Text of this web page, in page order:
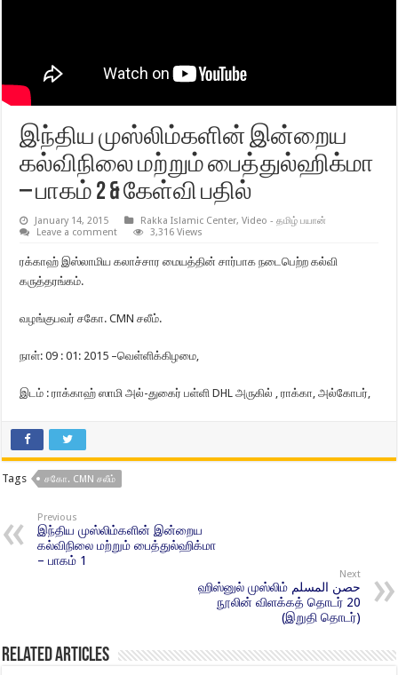
இந்திய முஸ்லிம்களின் இன்றைய
கல்விநிலை மற்றும் பைத்துல்ஹிக்மா
– பாகம் 2 & கேள்வி பதில்
January 14, 2015 Rakka Islamic Center,Video - தமிழ் பயான்
Leave a comment
3,316 Views
ரக்காஹ் இஸ்லாமிய கலாச்சார மையத்தின் சார்பாக நடைபெற்ற கல்வி
கருத்தரங்கம்.
வழங்குபவர் சகோ. CMN சலீம்.
நாள்: 09 : 01: 2015 –வெள்ளிக்கிழமை,
இடம் : ராக்காஹ் ஸாமி அல்-துகைர் பள்ளி DHL அருகில் , ராக்கா, அல்கோபர்,
Tags சகோ. CMN சலீம்
Previous
இந்திய முஸ்லிம்களின் இன்றைய
கல்விநிலை மற்றும் பைத்துல்ஹிக்மா
– பாகம் 1
Next
ஹிஸ்னுல் முஸ்லிம் حصن المسلم
நூலின் விளக்கத் தொடர் 20
(இறுதி தொடர்)
Related Articles